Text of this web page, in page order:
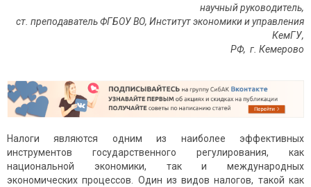
научный руководитель,
ст. преподаватель ФГБОУ ВО, Институт экономики и управления
КемГУ,
РФ, г. Кемерово
Налоги являются одним из наиболее эффективных
инструментов государственного регулирования, как
национальной экономики, так и международных
экономических процессов. Один из видов налогов, такой как